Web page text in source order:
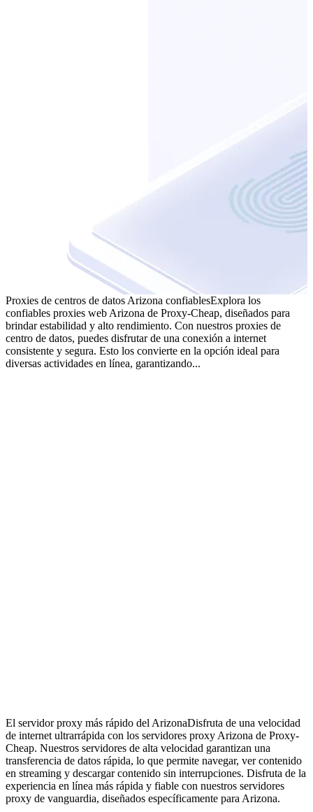
Proxies de centros de datos Arizona confiablesExplora los
confiables proxies web Arizona de Proxy-Cheap, diseñados para
brindar estabilidad y alto rendimiento. Con nuestros proxies de
centro de datos, puedes disfrutar de una conexión a internet
consistente y segura. Esto los convierte en la opción ideal para
diversas actividades en línea, garantizando...
El servidor proxy más rápido del ArizonaDisfruta de una velocidad
de internet ultrarrápida con los servidores proxy Arizona de Proxy-
Cheap. Nuestros servidores de alta velocidad garantizan una
transferencia de datos rápida, lo que permite navegar, ver contenido
en streaming y descargar contenido sin interrupciones. Disfruta de la
experiencia en línea más rápida y fiable con nuestros servidores
proxy de vanguardia, diseñados específicamente para Arizona.